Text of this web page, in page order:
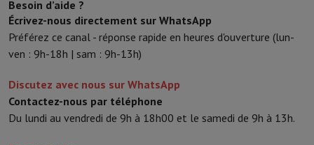
Besoin d’aide ?
Écrivez-nous directement sur WhatsApp
Préférez ce canal - réponse rapide en heures d'ouverture (lun-
ven : 9h-18h | sam : 9h-13h)
Discutez avec nous sur WhatsApp
Contactez-nous par téléphone
Du lundi au vendredi de 9h à 18h00 et le samedi de 9h à 13h.